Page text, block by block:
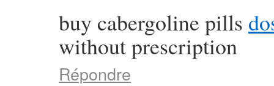
buy cabergoline pills
without prescription
Répondre